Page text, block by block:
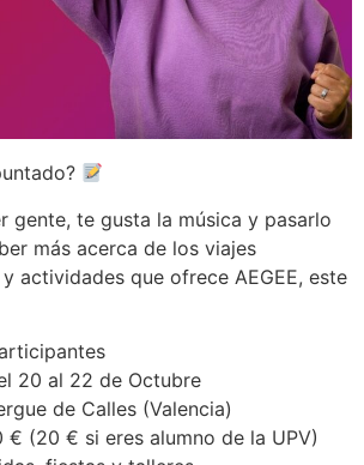
gente, te gusta la música y pasarlo
más acerca de los viajes
y actividades que ofrece AEGEE, este
20 al 22 de Octubre
de Calles (Valencia)
€ (20 € si eres alumno de la UPV)